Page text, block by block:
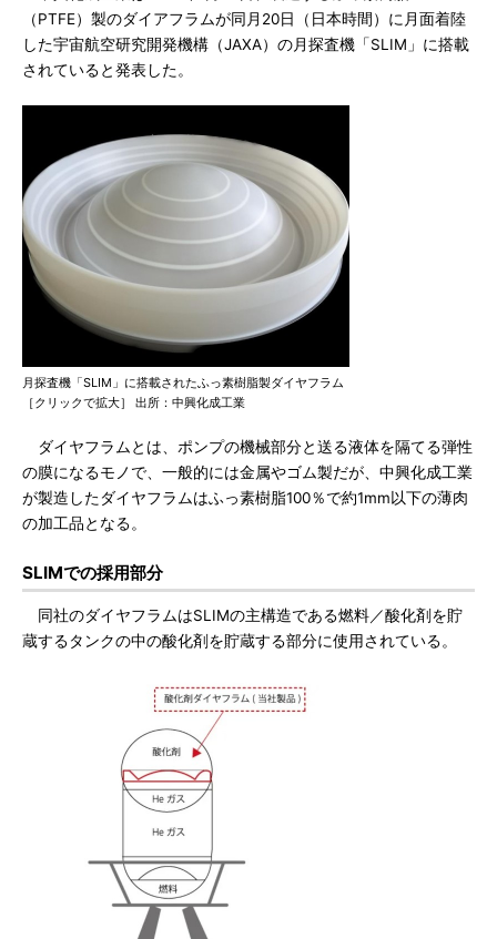
（PTFE）製のダイアフラムが同月20日（日本時間）に月面着陸
した宇宙航空研究開発機構（JAXA）の月探査機「SLIM」に搭載
されていると発表した。
月探査機「SLIM」に搭載されたふっ素樹脂製ダイヤフラム
［クリックで拡大］ 出所：中興化成工業
ダイヤフラムとは、ポンプの機械部分と送る液体を隔てる弾性
の膜になるモノで、一般的には金属やゴム製だが、中興化成工業
が製造したダイヤフラムはふっ素樹脂100％で約1mm以下の薄肉
の加工品となる。
SLIMでの採用部分
同社のダイヤフラムはSLIMの主構造である燃料／酸化剤を貯
蔵するタンクの中の酸化剤を貯蔵する部分に使用されている。